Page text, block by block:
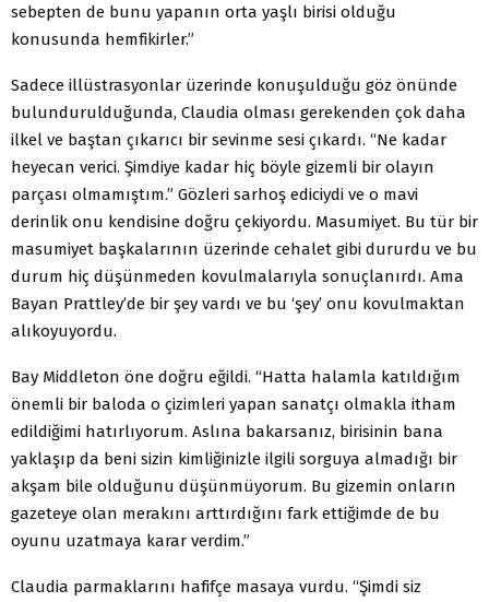
sebepten de bunu yapanın orta yaşlı birisi olduğu
konusunda hemfikirler.”
Sadece illüstrasyonlar üzerinde konuşulduğu göz önünde
bulundurulduğunda, Claudia olması gerekenden çok daha
ilkel ve baştan çıkarıcı bir sevinme sesi çıkardı. “Ne kadar
heyecan verici. Şimdiye kadar hiç böyle gizemli bir olayın
parçası olmamıştım.” Gözleri sarhoş ediciydi ve o mavi
derinlik onu kendisine doğru çekiyordu. Masumiyet. Bu tür bir
masumiyet başkalarının üzerinde cehalet gibi dururdu ve bu
durum hiç düşünmeden kovulmalarıyla sonuçlanırdı. Ama
Bayan Prattley’de bir şey vardı ve bu ‘şey’ onu kovulmaktan
alıkoyuyordu.
Bay Middleton öne doğru eğildi. “Hatta halamla katıldığım
önemli bir baloda o çizimleri yapan sanatçı olmakla itham
edildiğimi hatırlıyorum. Aslına bakarsanız, birisinin bana
yaklaşıp da beni sizin kimliğinizle ilgili sorguya almadığı bir
akşam bile olduğunu düşünmüyorum. Bu gizemin onların
gazeteye olan merakını arttırdığını fark ettiğimde de bu
oyunu uzatmaya karar verdim.”
Claudia parmaklarını hafifçe masaya vurdu. “Şimdi siz